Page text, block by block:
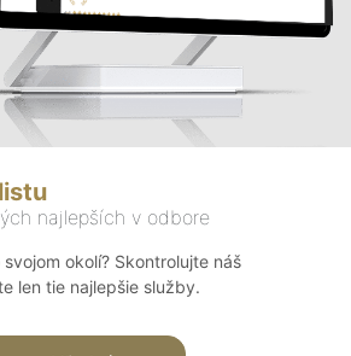
najlepších v odbore
okolí? Skontrolujte náš
len tie najlepšie služby.